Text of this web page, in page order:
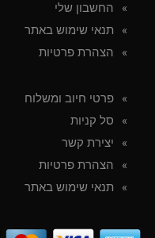
החשבון שלי
תנאי שימוש באתר
הצהרת פרטיות
פרטי חיוב ומשלוח
סל קניות
יצירת קשר
הצהרת פרטיות
תנאי שימוש באתר